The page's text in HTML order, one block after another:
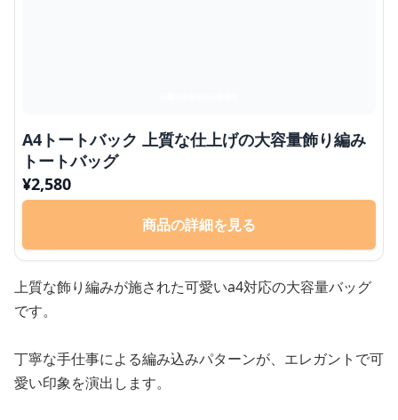
A4トートバック 上質な仕上げの大容量飾り編み
トートバッグ
¥2,580
商品の詳細を見る
上質な飾り編みが施された可愛いa4対応の大容量バッグ
です。
丁寧な手仕事による編み込みパターンが、エレガントで可
愛い印象を演出します。